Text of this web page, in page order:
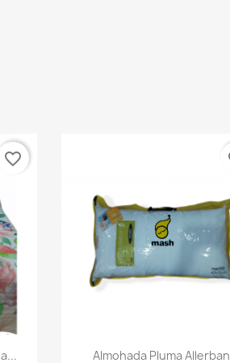
favorite_border
Vista rápida
Almohada Pluma Allerban